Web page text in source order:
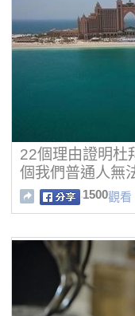
22個理由證明杜
個我們普通人無
1500觀看